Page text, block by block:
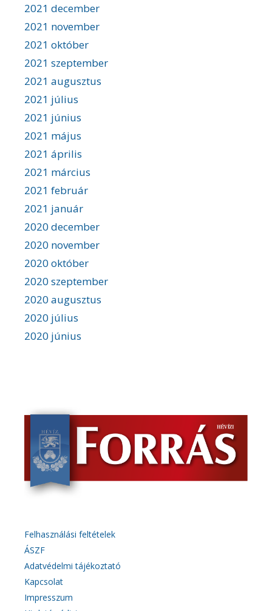
2021 december
2021 november
2021 október
2021 szeptember
2021 augusztus
2021 július
2021 június
2021 május
2021 április
2021 március
2021 február
2021 január
2020 december
2020 november
2020 október
2020 szeptember
2020 augusztus
2020 július
2020 június
Felhasználási feltételek
ÁSZF
Adatvédelmi tájékoztató
Kapcsolat
Impresszum